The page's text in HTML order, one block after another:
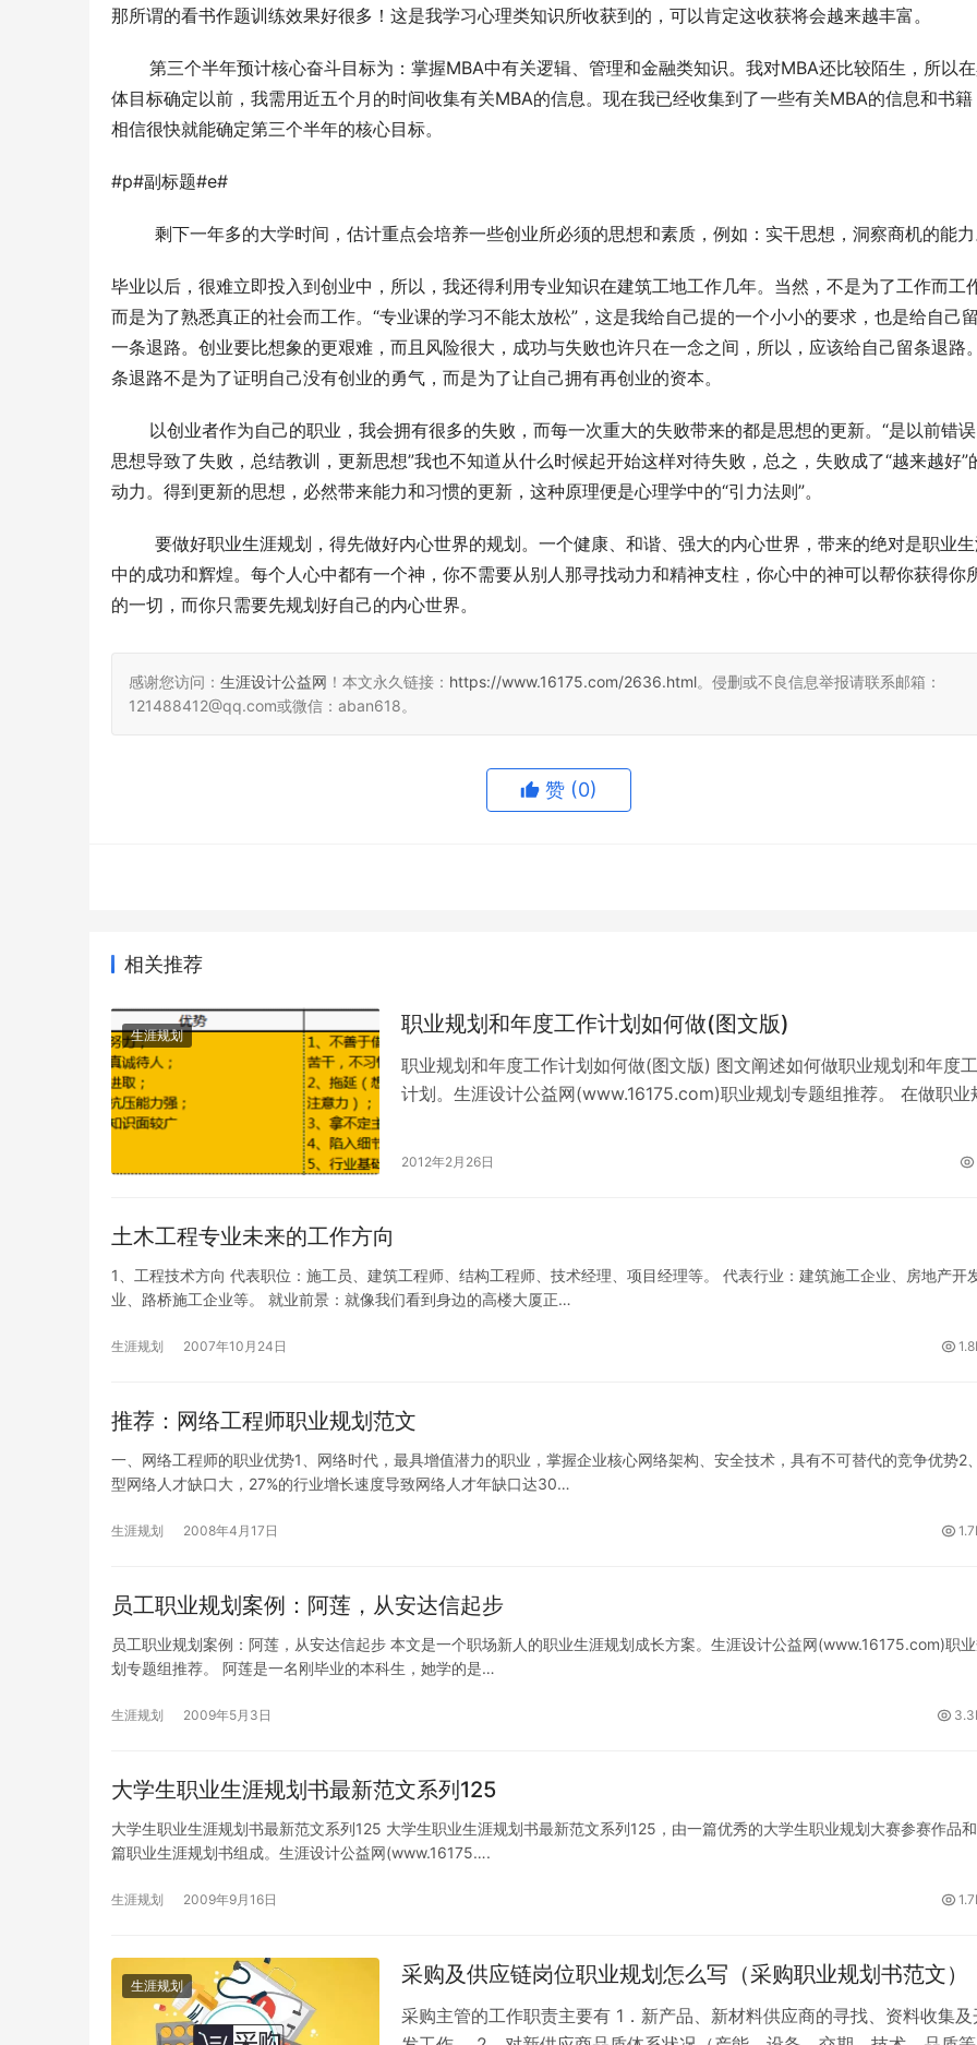
那所谓的看书作题训练效果好很多！这是我学习心理类知识所收获到的，可以肯定这收获将会越来越丰富。
第三个半年预计核心奋斗目标为：掌握MBA中有关逻辑、管理和金融类知识。我对MBA还比较陌生，所以
体目标确定以前，我需用近五个月的时间收集有关MBA的信息。现在我已经收集到了一些有关MBA的信息和书籍
相信很快就能确定第三个半年的核心目标。
#p#副标题#e#
剩下一年多的大学时间，估计重点会培养一些创业所必须的思想和素质，例如：实干思想，洞察商机的能
毕业以后，很难立即投入到创业中，所以，我还得利用专业知识在建筑工地工作几年。当然，不是为了工作而工
而是为了熟悉真正的社会而工作。“专业课的学习不能太放松”，这是我给自己提的一个小小的要求，也是给自己
一条退路。创业要比想象的更艰难，而且风险很大，成功与失败也许只在一念之间，所以，应该给自己留条退路
条退路不是为了证明自己没有创业的勇气，而是为了让自己拥有再创业的资本。
以创业者作为自己的职业，我会拥有很多的失败，而每一次重大的失败带来的都是思想的更新。“是以前错
思想导致了失败，总结教训，更新思想”我也不知道从什么时候起开始这样对待失败，总之，失败成了“越来越好”
动力。得到更新的思想，必然带来能力和习惯的更新，这种原理便是心理学中的“引力法则”。
要做好职业生涯规划，得先做好内心世界的规划。一个健康、和谐、强大的内心世界，带来的绝对是职业
中的成功和辉煌。每个人心中都有一个神，你不需要从别人那寻找动力和精神支柱，你心中的神可以帮你获得你
的一切，而你只需要先规划好自己的内心世界。
感谢您访问： 生涯设计公益网 ！本文永久链接： https://www.16175.com/2636.html。侵删或不良信息举报请联系邮箱：
121488412@qq.com或微信：aban618。
赞 (0)
相关推荐
生涯规划 职业规划和年度工作计划如何做(图文版)
职业规划和年度工作计划如何做(图文版) 图文阐述如何做职业规划和年度
计划。生涯设计公益网(www.16175.com)职业规划专题组推荐。 在做职业
2012年2月26日
土木工程专业未来的工作方向
1、工程技术方向 代表职位：施工员、建筑工程师、结构工程师、技术经理、项目经理等。 代表行业：建筑施工企业、房地产开
业、路桥施工企业等。 就业前景：就像我们看到身边的高楼大厦正…
生涯规划 2007年10月24日
推荐：网络工程师职业规划范文
一、网络工程师的职业优势1、网络时代，最具增值潜力的职业，掌握企业核心网络架构、安全技术，具有不可替代的竞争优势2
型网络人才缺口大，27%的行业增长速度导致网络人才年缺口达30…
生涯规划 2008年4月17日
员工职业规划案例：阿莲，从安达信起步
员工职业规划案例：阿莲，从安达信起步 本文是一个职场新人的职业生涯规划成长方案。生涯设计公益网(www.16175.com)职
划专题组推荐。 阿莲是一名刚毕业的本科生，她学的是…
生涯规划 2009年5月3日
大学生职业生涯规划书最新范文系列125
大学生职业生涯规划书最新范文系列125 大学生职业生涯规划书最新范文系列125，由一篇优秀的大学生职业规划大赛参赛作品
篇职业生涯规划书组成。生涯设计公益网(www.16175….
生涯规划 2009年9月16日
生涯规划 采购及供应链岗位职业规划怎么写（采购职业规划书范文）
采购主管的工作职责主要有 1．新产品、新材料供应商的寻找、资料收集及